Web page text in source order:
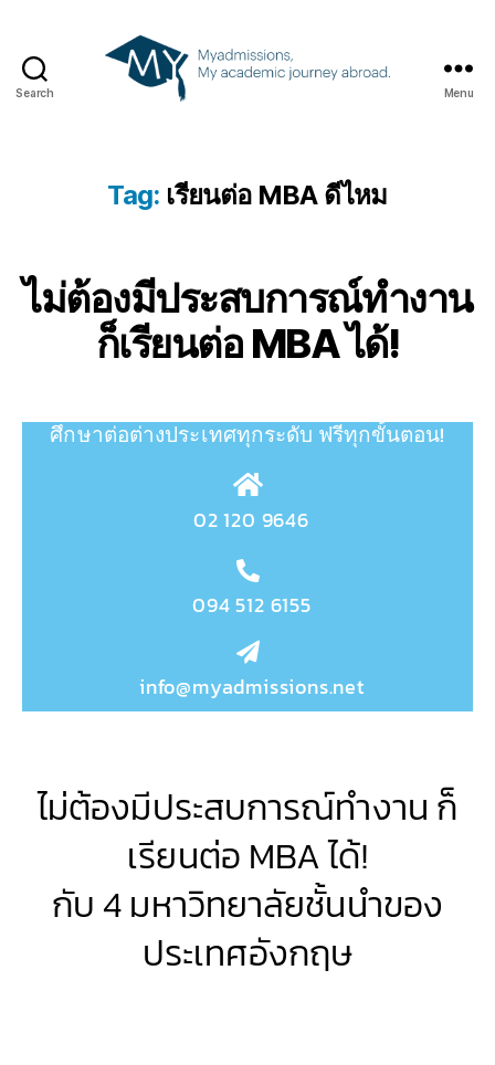
Search Menu
Tag: เรียนต่อ MBA ดีไหม
ไม่ต้องมีประสบการณ์ทำงาน
ก็เรียนต่อ MBA ได้!
ศึกษาต่อต่างประเทศทุกระดับ ฟรีทุกขั้นตอน!
02 120 9646
094 512 6155
info@myadmissions.net
ไม่ต้องมีประสบการณ์ทำงาน ก็
เรียนต่อ MBA ได้!
กับ 4 มหาวิทยาลัยชั้นนำของ
ประเทศอังกฤษ